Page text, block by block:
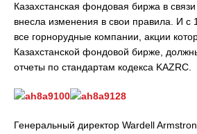
Казахстанская фондовая биржа в
внесла изменения в свои правила. И с
все горнорудные компании, акции
Казахстанской фондовой бирже,
отчеты по стандартам кодекса KAZRC.
Генеральный директор Wardеll